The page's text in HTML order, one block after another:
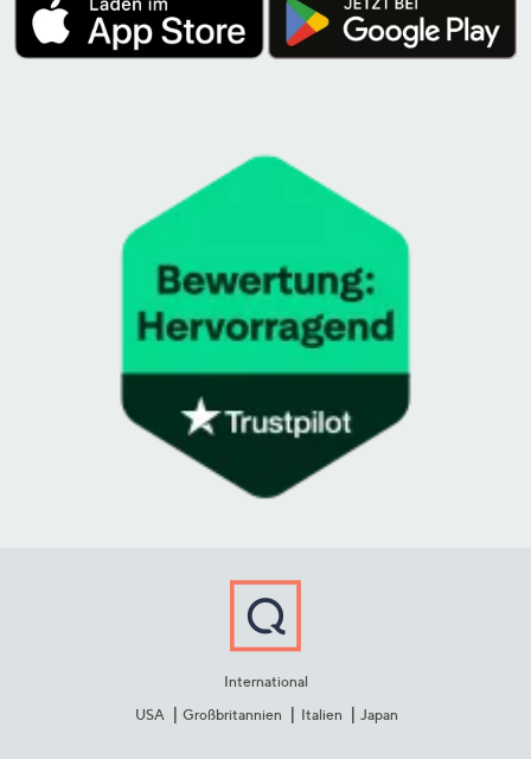
International
USA
Großbritannien Italien Japan